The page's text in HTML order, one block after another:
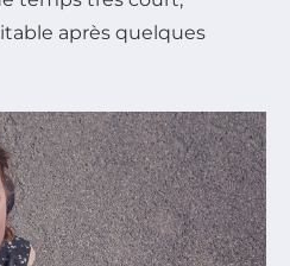
après quelques